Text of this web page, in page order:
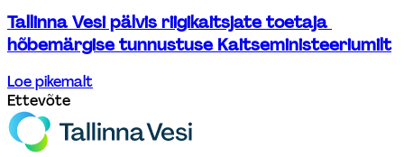
Tallinna Vesi pälvis riigikaitsjate toetaja
hõbemärgise tunnustuse Kaitseministeeriumilt
Loe pikemalt
Ettevõte